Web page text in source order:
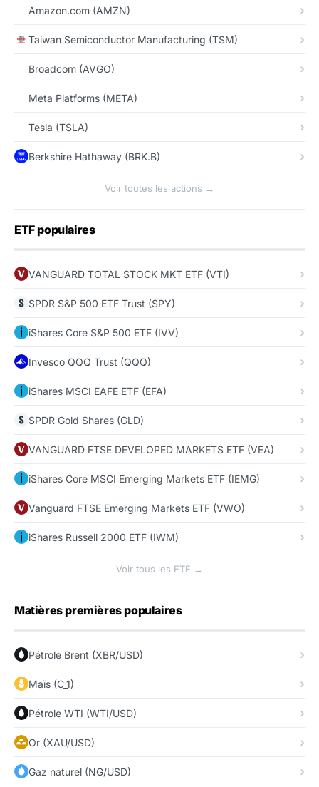
Amazon.com (AMZN)
Taiwan Semiconductor Manufacturing (TSM)
Broadcom (AVGO)
Meta Platforms (META)
Tesla (TSLA)
Berkshire Hathaway (BRK.B)
Voir toutes les actions →
ETF populaires
VANGUARD TOTAL STOCK MKT ETF (VTI)
SPDR S&P 500 ETF Trust (SPY)
iShares Core S&P 500 ETF (IVV)
Invesco QQQ Trust (QQQ)
iShares MSCI EAFE ETF (EFA)
SPDR Gold Shares (GLD)
VANGUARD FTSE DEVELOPED MARKETS ETF (VEA)
iShares Core MSCI Emerging Markets ETF (IEMG)
Vanguard FTSE Emerging Markets ETF (VWO)
iShares Russell 2000 ETF (IWM)
Voir tous les ETF →
Matières premières populaires
Pétrole Brent (XBR/USD)
Maïs (C_1)
Pétrole WTI (WTI/USD)
Or (XAU/USD)
Gaz naturel (NG/USD)